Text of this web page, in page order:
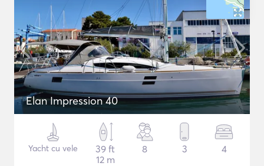
Elan Impression 40
Yacht cu vele
39 ft
12 m
8 3 4